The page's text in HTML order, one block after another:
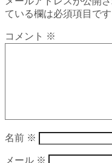
ている欄は必須項目です
コメント ※
名前 ※
メール ※